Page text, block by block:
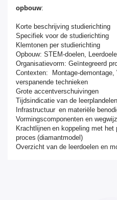
opbouw:
Korte beschrijving studierichting
Specifiek voor de studierichting
Klemtonen per studierichting
Opbouw: STEM-doelen,
Organisatievorm: Geïntegreerd
Contexten: Montage-demontage,
verspanende technieken
Grote accentverschuivingen
Tijdsindicatie van de leerplandelen
Infrastructuur en materiële
Vormingscomponenten en
Krachtlijnen en koppeling met
proces (diamantmodel)
Overzicht van de leerdoelen en